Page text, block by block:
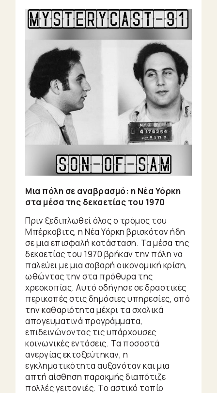
Μια πόλη σε αναβρασμό: η Νέα Υόρκη
στα μέσα της δεκαετίας του 1970
Πριν ξεδιπλωθεί όλος ο τρόμος του
Μπέρκοβιτς, η Νέα Υόρκη βρισκόταν ήδη
σε μια επισφαλή κατάσταση. Τα μέσα της
δεκαετίας του 1970 βρήκαν την πόλη να
παλεύει με μια σοβαρή οικονομική κρίση,
ωθώντας την στα πρόθυρα της
χρεοκοπίας. Αυτό οδήγησε σε δραστικές
περικοπές στις δημόσιες υπηρεσίες, από
την καθαριότητα μέχρι τα σχολικά
απογευματινά προγράμματα,
επιδεινώνοντας τις υπάρχουσες
κοινωνικές εντάσεις. Τα ποσοστά
ανεργίας εκτοξεύτηκαν, η
εγκληματικότητα αυξανόταν και μια
απτή αίσθηση παρακμής διαπότιζε
πολλές γειτονιές. Το αστικό τοπίο